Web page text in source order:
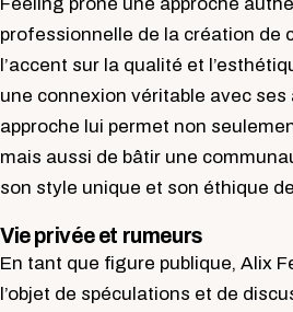
Feeling prône une approche
professionnelle de la création de
l’accent sur la qualité et
une connexion véritable avec ses
approche lui permet non
mais aussi de bâtir une
son style unique et son éthique
Vie privée et rumeurs
En tant que figure publique, Alix
l’objet de spéculations et de